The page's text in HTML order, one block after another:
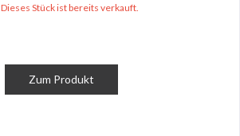
Dieses Stück ist bereits verkauft.
Zum Produkt